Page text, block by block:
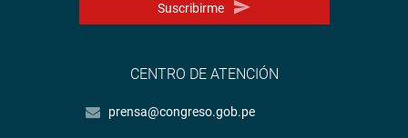
Suscribirme
CENTRO DE ATENCIÓN
prensa@congreso.gob.pe